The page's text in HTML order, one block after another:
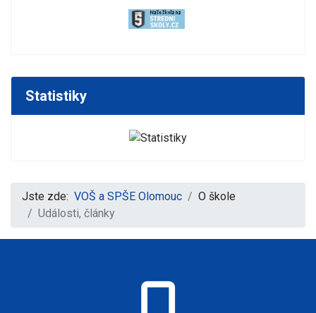
Statistiky
Jste zde: VOŠ a SPŠE Olomouc
O škole
Události, články